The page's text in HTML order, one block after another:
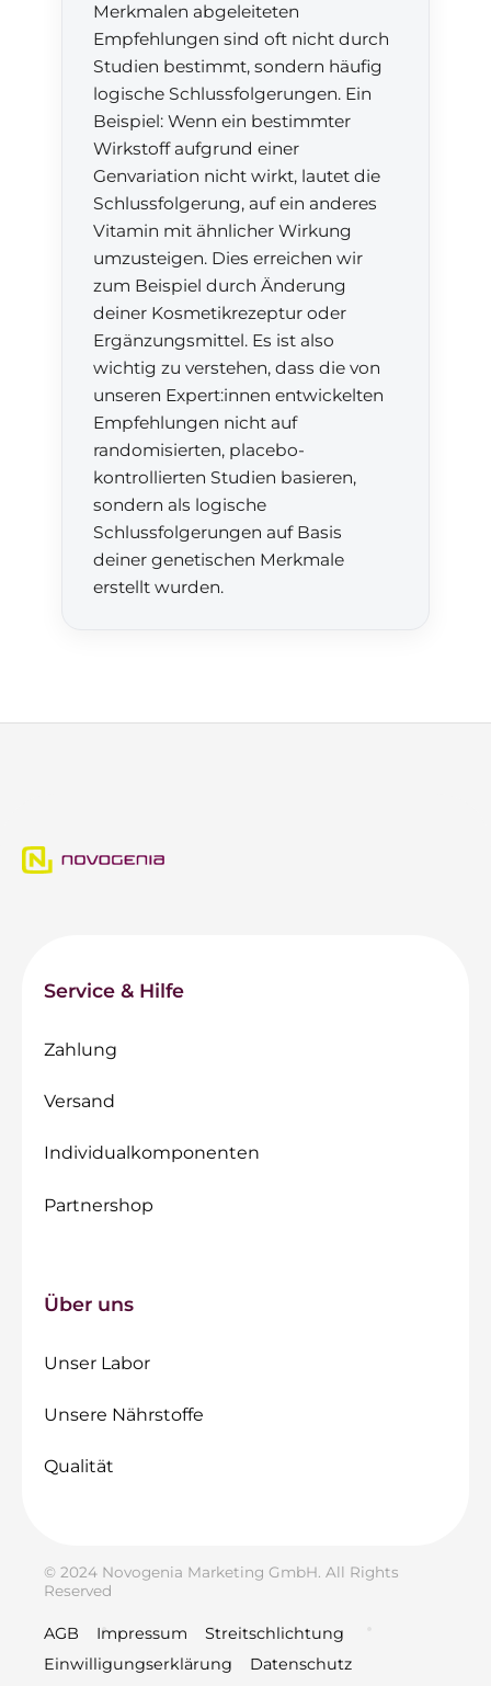
Merkmalen abgeleiteten
Empfehlungen sind oft nicht durch
Studien bestimmt, sondern häufig
logische Schlussfolgerungen. Ein
Beispiel: Wenn ein bestimmter
Wirkstoff aufgrund einer
Genvariation nicht wirkt, lautet die
Schlussfolgerung, auf ein anderes
Vitamin mit ähnlicher Wirkung
umzusteigen. Dies erreichen wir
zum Beispiel durch Änderung
deiner Kosmetikrezeptur oder
Ergänzungsmittel. Es ist also
wichtig zu verstehen, dass die von
unseren Expert:innen entwickelten
Empfehlungen nicht auf
randomisierten, placebo-
kontrollierten Studien basieren,
sondern als logische
Schlussfolgerungen auf Basis
deiner genetischen Merkmale
erstellt wurden.
Service & Hilfe
Zahlung
Versand
Individualkomponenten
Partnershop
Über uns
Unser Labor
Unsere Nährstoffe
Qualität
© 2024 Novogenia Marketing GmbH. All Rights
Reserved
AGB Impressum
Streitschlichtung
Einwilligungserklärung
Datenschutz